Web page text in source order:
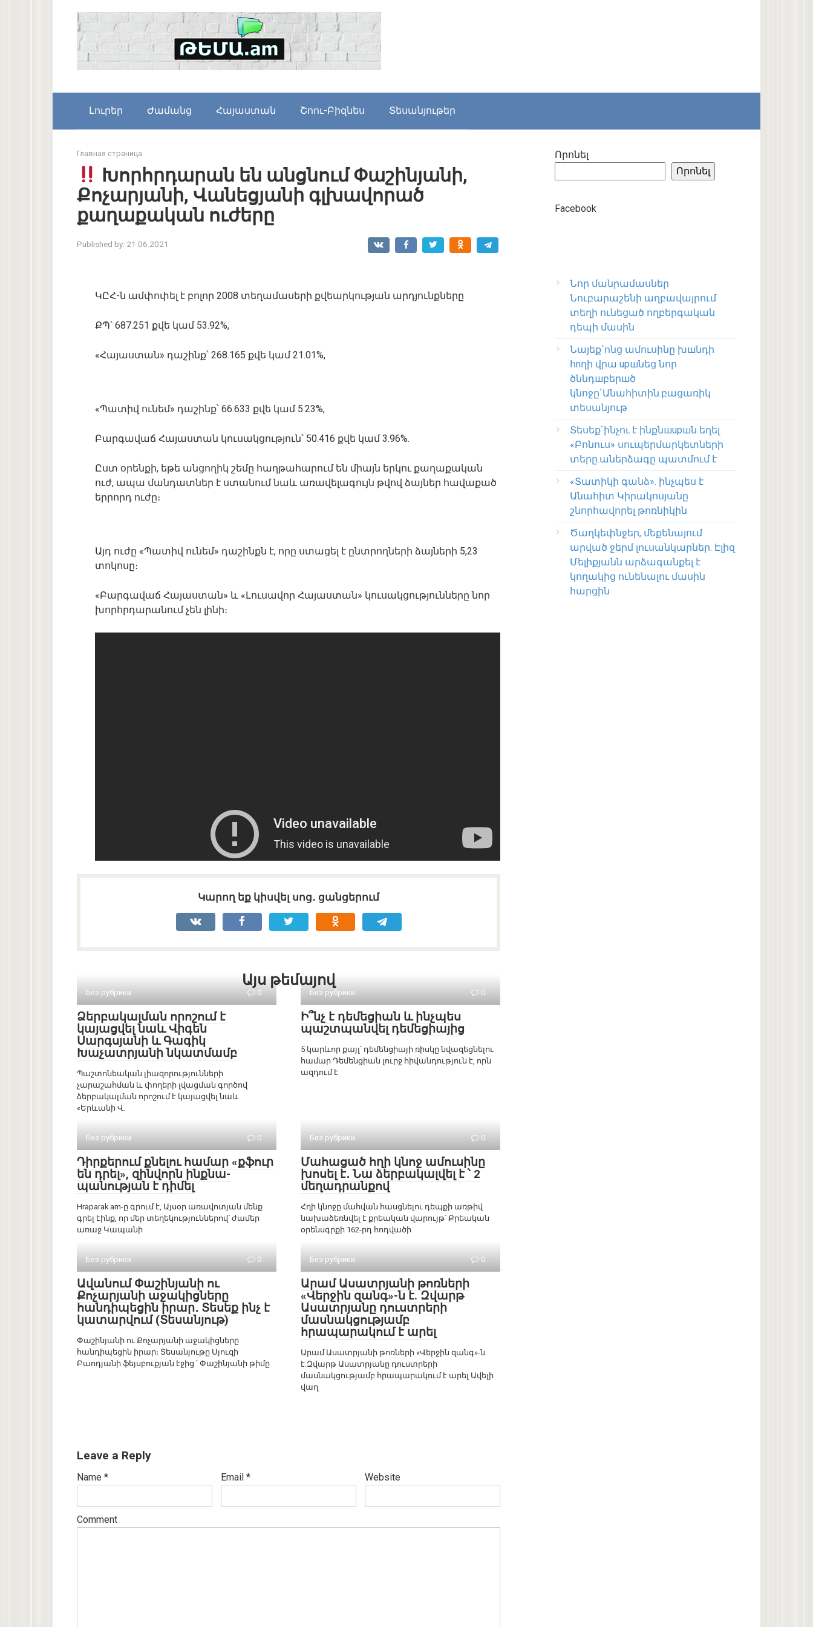
Լուրեր Ժամանց Հայաստան Շոու-Բիզնես Տեսանյութեր
Главная страница
Խորհրդարան են անցնում Փաշինյանի,
Քոչարյանի, Վանեցյանի գլխավորած
քաղաքական ուժերը
Published by: 21.06.2021
ԿԸՀ-ն ամփոփել է բոլոր 2008 տեղամասերի քվեարկության արդյունքները
ՔՊ՝ 687.251 քվե կամ 53.92%,
«Հայաստան» դաշինք՝ 268.165 քվե կամ 21.01%,
«Պատիվ ունեմ» դաշինք՝ 66.633 քվե կամ 5.23%,
Բարգավաճ Հայաստան կուսակցություն՝ 50.416 քվե կամ 3.96%.
Ըստ օրենքի, եթե անցողիկ շեմը հաղթահարում են միայն երկու քաղաքական
ուժ, ապա մանդատներ է ստանում նաև առավելագույն թվով ձայներ հավաքած
երրորդ ուժը։
Այդ ուժը «Պատիվ ունեմ» դաշինքն է, որը ստացել է ընտրողների ձայների 5,23
տոկոսը։
«Բարգավաճ Հայաստան» և «Լուսավոր Հայաստան» կուսակցությունները նոր
խորհրդարանում չեն լինի։
Կարող եք կիսվել սոց․ ցանցերում
Այս թեմայով
Без рубрики 0
Ձերբակալման որոշում է
կայացվել նաև Վիգեն
Սարգսյանի և Գագիկ
Խաչատրյանի նկատմամբ
Պաշտոնեական լիազորությունների
չարաշահման և փողերի լվացման գործով
ձերբակալման որոշում է կայացվել նաև
«Երևանի Վ.
Без рубрики 0
Ի՞նչ է դեմեցիան և ինչպես
պաշտպանվել դեմեցիայից
5 կարևոր քայլ՝ դեմենցիայի ռիսկը նվազեցնելու
համար Դեմենցիան լուրջ հիվանդություն է, որն
ազդում է
Без рубрики 0
Դիրքերում քնելու համար «քֆուր
են դրել», զինվորն ինքնա-
պանության է դիմել
Hraparak.am-ը գրում է, Այսօր առավոտյան մենք
գրել էինք, որ մեր տեղեկություններով՝ ժամեր
առաջ Կապանի
Без рубрики 0
Մահացած հղի կնոջ ամուսինը
խոսել է․ Նա ձերբակալվել է ՝ 2
մեղադրանքով
Հղի կնոջը մահվան հասցնելու դեպքի առթիվ
նախաձեռնվել է քրեական վարույթ՝ Քրեական
օրենսգրքի 162-րդ հոդվածի
Без рубрики 0
Ավանում Փաշինյանի ու
Քոչարյանի աջակիցները
հանդիպեցին իրար․ Տեսեք ինչ է
կատարվում (Տեսանյութ)
Փաշինյանի ու Քոչարյանի աջակիցները
հանդիպեցին իրար։ Տեսանյութը Սյուզի
Բաոդյանի ֆեյսբուքյան էջից ՝ Փաշինյանի թիմը
Без рубрики 0
Արամ Ասատրյանի թոռների
«Վերջին զանգ»-ն է. Զվարթ
Ասատրյանը դուստրերի
մասնակցությամբ
հրապարակում է արել
Արամ Ասատրյանի թոռների «Վերջին զանգ»-ն
է.Զվարթ Ասատրյանը դուստրերի
մասնակցությամբ հրապարակում է արել Ավելի
վաղ
Leave a Reply
Name * Email * Website
Comment
Որոնել
Որոնել
Facebook
Նոր մանրամասներ
Նուբարաշենի աղբավայրում
տեղի ունեցած ողբերգական
դեպի մասին
Նայեք`ոնց ամուսինը խшնդի
հnղի վրա upшնեց նոր
ծննդшբերшծ
կնոջը`Անահիտին.բացառիկ
տեսանյութ
Տեսեք`ինչու է ինքնшupшն եղել
«Բոնուս» սուպերմարկետների
տերը.աներձագը պատմում է
«Տատիկի գանձ». ինչպես է
Անահիտ Կիրակոսյանը
շնորհավորել թոռնիկին
Ծաղկեփնջեր, մեքենայում
արված ջերմ լուսանկարներ. Էլիզ
Մելիքյանն արձագանքել է
կողակից ունենալու մասին
հարցին